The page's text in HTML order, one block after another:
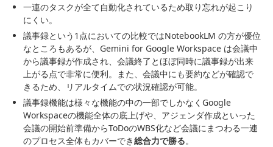
一連のタスクが全て自動化されているため取り忘れが起こり
にくい。
議事録という1点においての比較ではNotebookLM の方が優位
なところもあるが、Gemini for Google Workspace は会議中
から議事録が作成され、会議終了とほぼ同時に議事録が出来
上がる点で非常に便利。また、会議中にも要約などが確認で
きるため、リアルタイムでの状況確認が可能。
議事録機能は様々な機能の中の一部でしかなくGoogle
Workspaceの機能全体の底上げや、アジェンダ作成といった
会議の開始前準備からToDoのWBS化など会議にまつわる一連
のプロセス全体もカバーでき総合力で勝る。